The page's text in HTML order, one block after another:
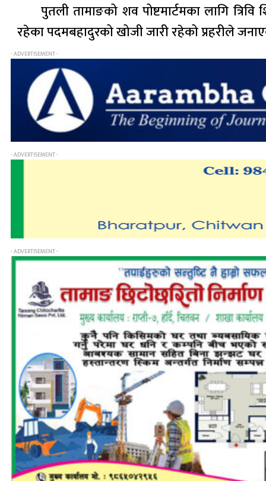
पुतली तामाङको शव पोष्टमार्टमका लागि
रहेका पदमबहादुरको खोजी जारी रहेको प्रहरीले
- ADVERTISEMENT -
- ADVERTISEMENT -
- ADVERTISEMENT -